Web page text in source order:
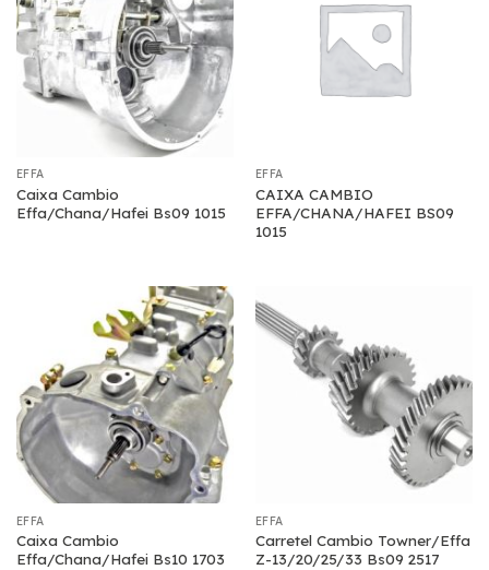
EFFA
Caixa Cambio
Effa/Chana/Hafei Bs09 1015
EFFA
CAIXA CAMBIO
EFFA/CHANA/HAFEI BS09
1015
EFFA
Caixa Cambio
Effa/Chana/Hafei Bs10 1703
EFFA
Carretel Cambio Towner/Effa
Z-13/20/25/33 Bs09 2517